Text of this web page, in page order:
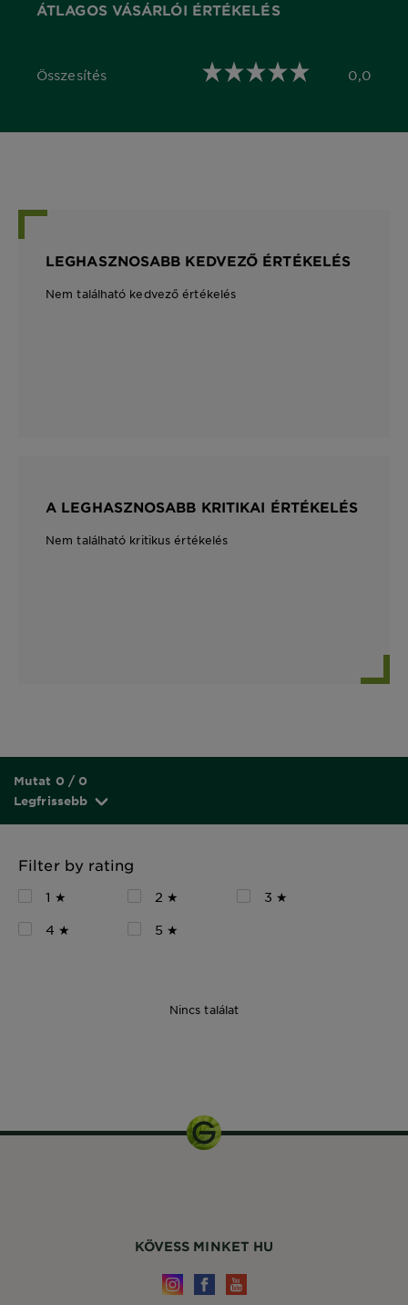
ÁTLAGOS VÁSÁRLÓI ÉRTÉKELÉS
Összesítés
0,0 out of 5 stars 0,0
LEGHASZNOSABB KEDVEZŐ ÉRTÉKELÉS
Nem található kedvező értékelés
A LEGHASZNOSABB KRITIKAI ÉRTÉKELÉS
Nem található kritikus értékelés
Mutat 0 / 0
Legfrissebb
Filter by rating
1 ★ 2 ★
3 ★
4 ★
5 ★
Nincs találat
KÖVESS MINKET HU